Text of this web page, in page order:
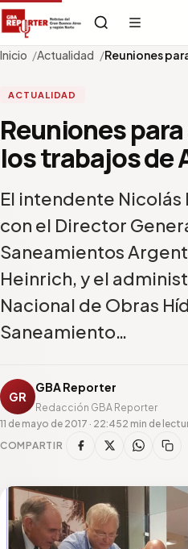
Inicio Actualidad Reuniones
ACTUALIDAD
Reuniones
los trabajos de
El intendente Nicolás
con el Director
Saneamientos
Heinrich, y el
Nacional de Obras
Saneamiento…
GR
GBA Reporter
Redacción GBA Reporter
11 de mayo de 2017 · 22:452 min de
COMPARTIR